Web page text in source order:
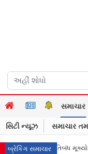
સમાચાર
સિટી ન્યૂઝ સમાચાર
બ્રેકિંગ સમાચાર
ટ્રમ્પે Health Funda: